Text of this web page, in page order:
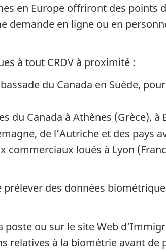
en Europe offriront des points
demande en ligne ou en
à tout CRDV à proximité :
du Canada en Suède,
du Canada à Athènes (Grèce),
de l’Autriche et des pays
commerciaux loués à Lyon
des données
ou sur le site Web
relatives à la biométrie avant